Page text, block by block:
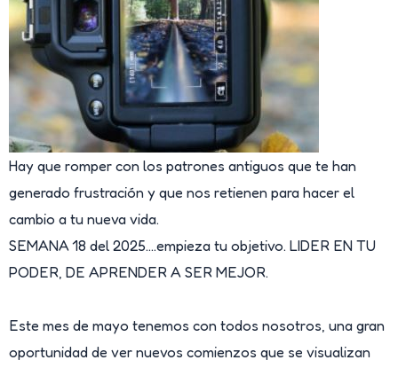
Hay que romper con los patrones antiguos que te han
generado frustración y que nos retienen para hacer el
cambio a tu nueva vida.
SEMANA 18 del 2025….empieza tu objetivo. LIDER EN TU
PODER, DE APRENDER A SER MEJOR.
Este mes de mayo tenemos con todos nosotros, una gran
oportunidad de ver nuevos comienzos que se visualizan